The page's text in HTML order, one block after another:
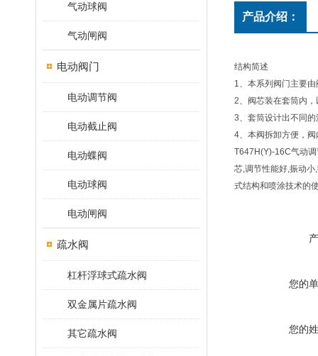
气动球阀
气动闸阀
电动阀门
电动调节阀
电动截止阀
电动蝶阀
电动球阀
电动闸阀
疏水阀
杠杆浮球式疏水阀
双金属片疏水阀
其它疏水阀
产品介绍：
结构简述
1、本系列阀门主要
2、阀芯装在套筒内
3、套筒设计出不同
4、本阀拆卸方便，
T647H(Y)-16C气动
芯,调节性能好,振动
式结构和喷涂技术的
您的
您的